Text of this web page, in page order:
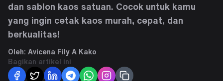
dan sablon kaos satuan. Cocok untuk kamu
yang ingin cetak kaos murah, cepat, dan
berkualitas!
Oleh: Avicena Fily A Kako
Bagikan artikel ini